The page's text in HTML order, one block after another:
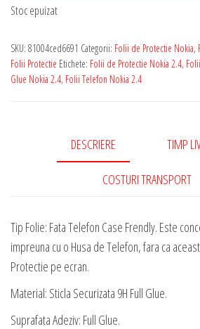
Stoc epuizat
SKU: 81004ced6691 Categorii: Folii de Protectie Nokia,
Folii Protectie Etichete: Folii de Protectie Nokia 2.4,
Glue Nokia 2.4, Folii Telefon Nokia 2.4
DESCRIERE TIMP
COSTURI TRANSPORT
Tip Folie: Fata Telefon Case Frendly. Este
impreuna cu o Husa de Telefon, fara ca
Protectie pe ecran.
Material: Sticla Securizata 9H Full Glue.
Suprafata Adeziv: Full Glue.